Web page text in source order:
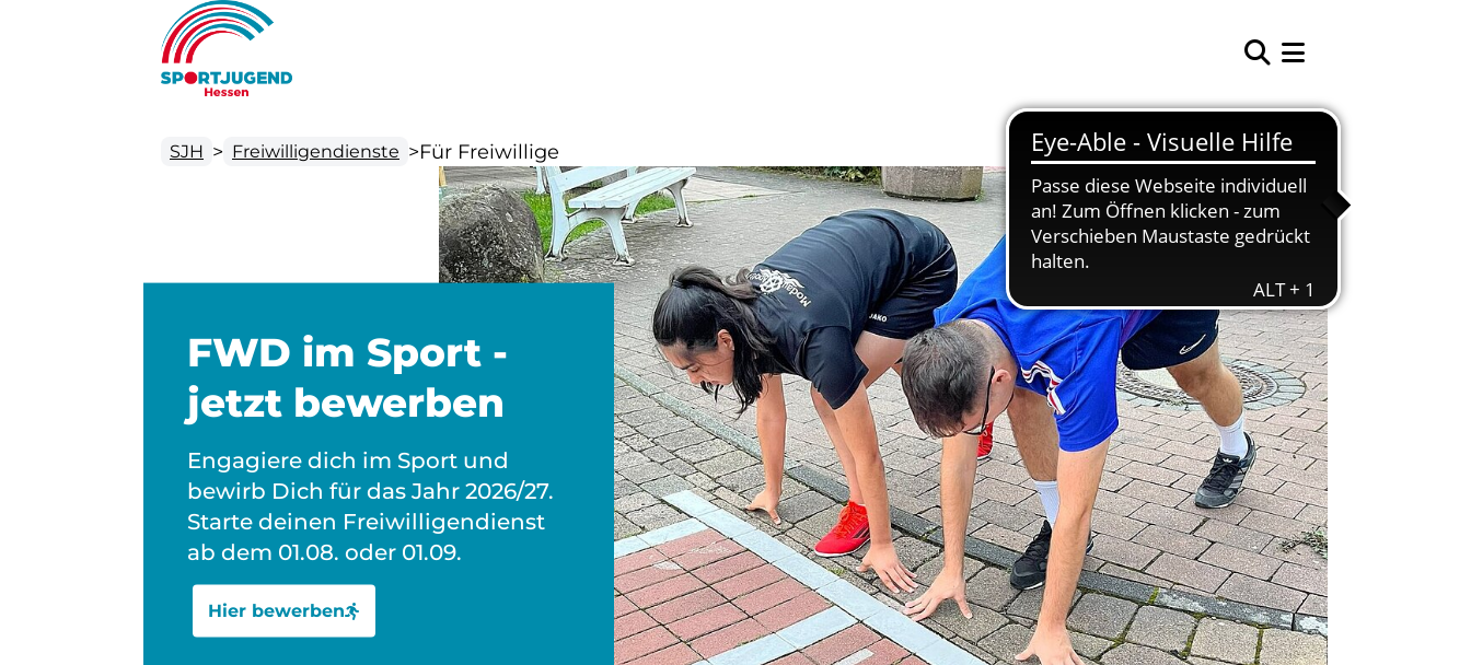
SJH > Freiwilligendienste >Für Freiwillige
FWD im Sport -
jetzt bewerben
Engagiere dich im Sport und
bewirb Dich für das Jahr 2026/27.
Starte deinen Freiwilligendienst
ab dem 01.08. oder 01.09.
Hier bewerben